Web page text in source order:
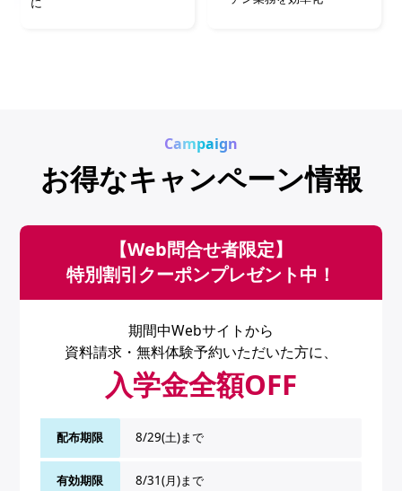
Campaign
お得なキャンペーン情報
【Web問合せ者限定】
特別割引クーポンプレゼント中！
期間中Webサイトから
資料請求・無料体験予約いただいた方に、
入学金全額OFF
配布期限 8/29(土)まで
有効期限 8/31(月)まで